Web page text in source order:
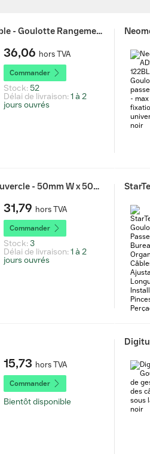
StarTech.com Goulotte Passe Câble Bureau Escamotable - Goulotte Rangement Câbles Bureau/Pupitre - Câbles/Fils/Rallonges - Gestion Câble Escamotable - 60cm x 11cm - Noir
36,06 hors TVA
Commander
Stock:52
Délai de livraison:1 à 2
jours ouvrés
StarTech.com StarTech Chemin de Câbles PVC avec Couvercle - 50mm W x 50mm H - Longueur 2m - Slots Parallels 8mm, Goulotte Cache Câble Murale Câble Réseau PVC, max. 20 câbles, Homologué UL (CBMWD5050) - Gris
31,79 hors TVA
Commander
Stock:3
Délai de livraison:1 à 2
jours ouvrés
15,73 hors TVA
Commander
Bientôt disponible